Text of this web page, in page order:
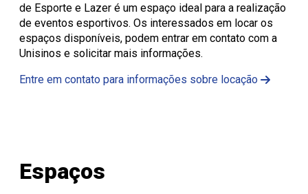
de Esporte e Lazer é um espaço ideal para a realização
de eventos esportivos. Os interessados em locar os
espaços disponíveis, podem entrar em contato com a
Unisinos e solicitar mais informações.
Entre em contato para informações sobre locação
Espaços